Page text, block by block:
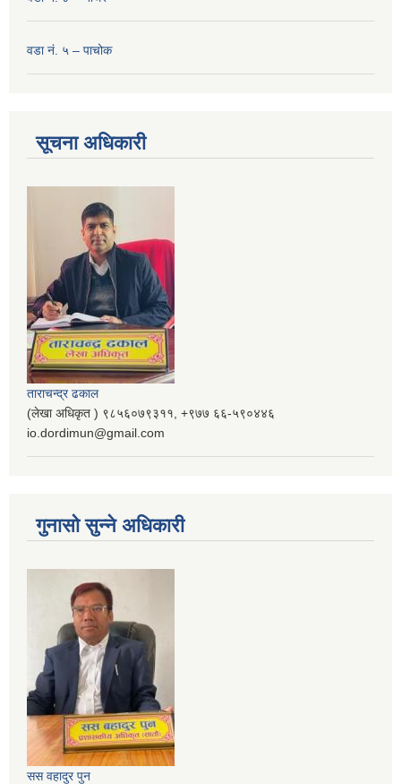
वडा नं. ५ – पाचोक
सूचना अधिकारी
ताराचन्द्र ढकाल
(लेखा अधिकृत ) ९८५६०७९३११, ‌‍‍+९७७ ६६-५९०४४६
io.dordimun@gmail.com
गुनासो सुन्ने अधिकारी
सस वहादुर पुन